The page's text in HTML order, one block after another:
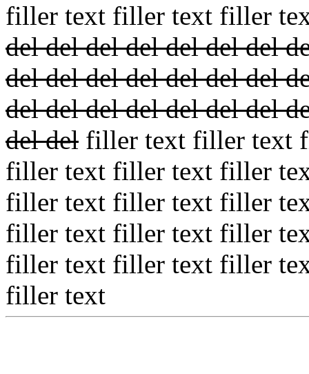
filler text filler text filler
del del del del del del del
del del del del del del del
del del del del del del del
del del filler text filler text
filler text filler text filler
filler text filler text filler
filler text filler text filler
filler text filler text filler
filler text